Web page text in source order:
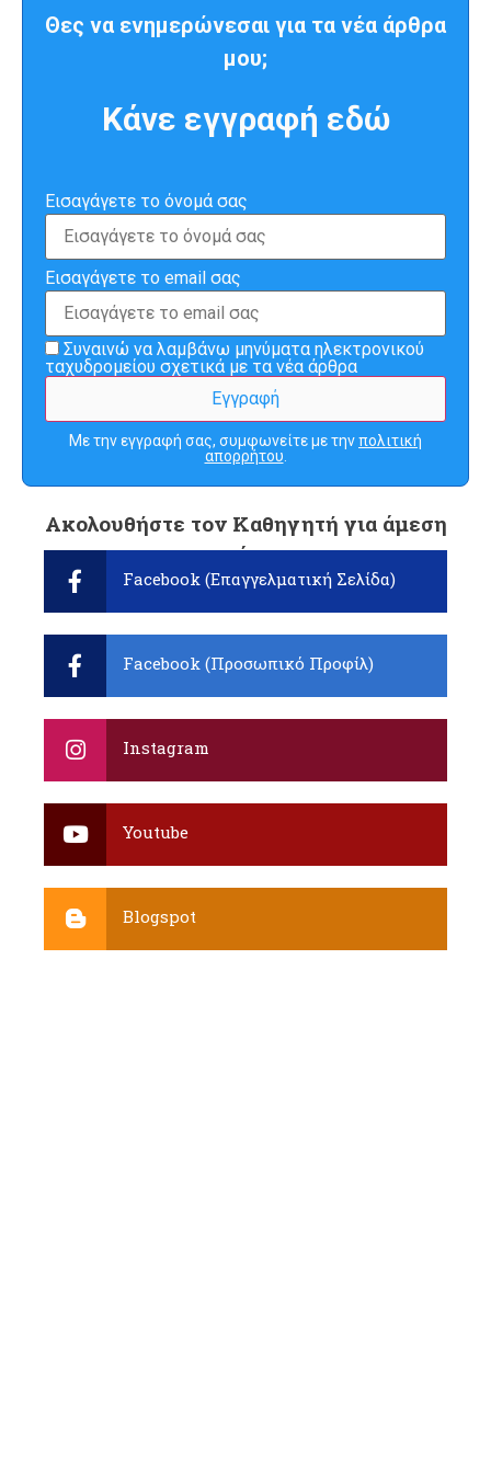
Θες να ενημερώνεσαι για τα νέα άρθρα
μου;
Κάνε εγγραφή εδώ
Εισαγάγετε το όνομά σας
Εισαγάγετε το email σας
Συναινώ να λαμβάνω μηνύματα ηλεκτρονικού
ταχυδρομείου σχετικά με τα νέα άρθρα
Με την εγγραφή σας, συμφωνείτε με τηνπολιτική
απορρήτου
Ακολουθήστε τον Καθηγητή για άμεση
ενημέρωση:
Facebook (Επαγγελματική Σελίδα)
Facebook (Προσωπικό Προφίλ)
Instagram
Youtube
Blogspot